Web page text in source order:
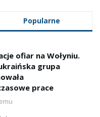
Popularne
ofiar na Wołyniu.
grupa
prace